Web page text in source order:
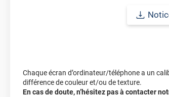
Chaque écran d’ordinateur/téléphone a un
différence de couleur et/ou de texture.
En cas de doute, n’hésitez pas à contacter